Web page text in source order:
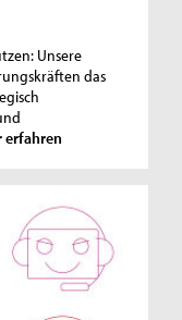
Unsere
das
erfahren